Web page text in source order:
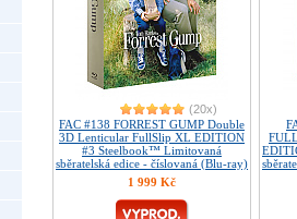
(20x)
FAC #138 FORREST GUMP Double
3D Lenticular FullSlip XL EDITION
#3 Steelbook™ Limitovaná
sběratelská edice - číslovaná (Blu-ray)
1 999 Kč